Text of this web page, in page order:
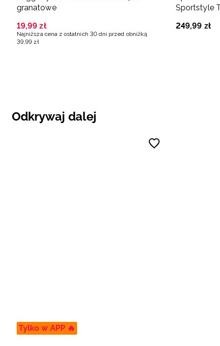
granatowe
19,99 zł
Najniższa cena z ostatnich 30 dni przed obniżką
39,99 zł
Sportstyle
249,99 zł
Odkrywaj dalej
Tylko w APP 🔥